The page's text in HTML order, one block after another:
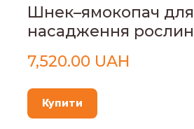
Шнек–ямокопач для
насадження рослин
7,520.00 UAH
Купити